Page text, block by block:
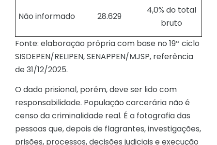
Não informado 28.629
4,0% do total
bruto
Fonte: elaboração própria com base no 19º ciclo
SISDEPEN/RELIPEN, SENAPPEN/MJSP, referência
de 31/12/2025.
O dado prisional, porém, deve ser lido com
responsabilidade. População carcerária não é
censo da criminalidade real. É a fotografia das
pessoas que, depois de flagrantes, investigações,
prisões, processos, decisões judiciais e execução